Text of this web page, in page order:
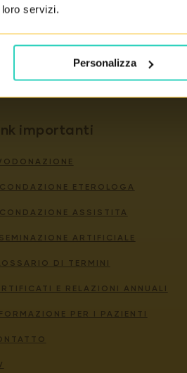
servizi.
Personalizza
qualità dei loro servizi.
importanti
ETEROLOGA
ASSISTITA
ARTIFICIALE
DI TERMINI
E RELAZIONI ANNUALI
PER I PAZIENTI